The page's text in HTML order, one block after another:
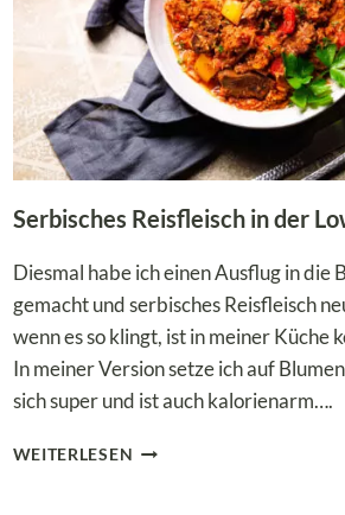
Serbisches Reisfleisch in der
Diesmal habe ich einen Ausflug in die
gemacht und serbisches Reisfleisch
wenn es so klingt, ist in meiner Küche
In meiner Version setze ich auf
sich super und ist auch kalorienarm….
WEITERLESEN SERBISCHES